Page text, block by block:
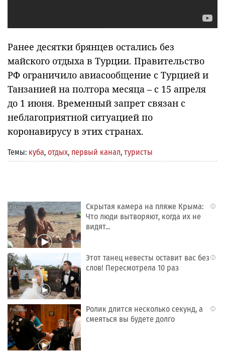
Ранее десятки брянцев остались без
майского отдыха в Турции. Правительство
РФ ограничило авиасообщение с Турцией и
Танзанией на полтора месяца – с 15 апреля
до 1 июня. Временный запрет связан с
неблагоприятной ситуацией по
коронавирусу в этих странах.
Темы: куба, отдых, первый канал, туристы
i
Скрытая камера на пляже Крыма:
Что люди вытворяют, когда их не
видят...
i
Этот танец невесты оставит вас без
слов! Пересмотрела 10 раз
i
Ролик длится несколько секунд, а
смеяться вы будете долго